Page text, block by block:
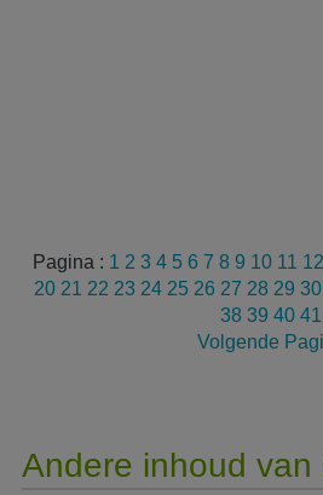
Pagina : 1 2 3 4 5 6 7 8 9 10 11 12
20 21 22 23 24 25 26 27 28 29 30
38 39 40 41
Volgende
Andere inhoud